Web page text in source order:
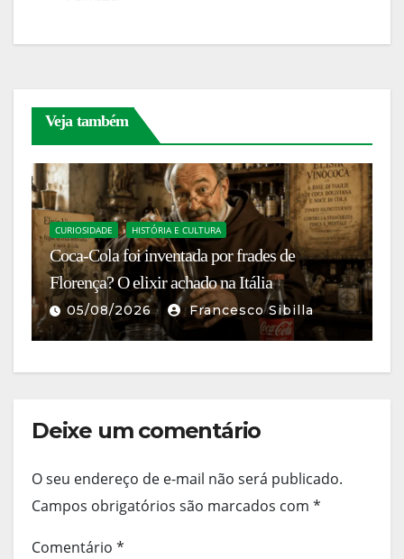
Veja também
CURIOSIDADE HISTÓRIA E CULTURA
Coca-Cola foi inventada por frades de
Florença? O elixir achado na Itália
05/08/2026 Francesco Sibilla
Deixe um comentário
O seu endereço de e-mail não será publicado.
Campos obrigatórios são marcados com *
Comentário *